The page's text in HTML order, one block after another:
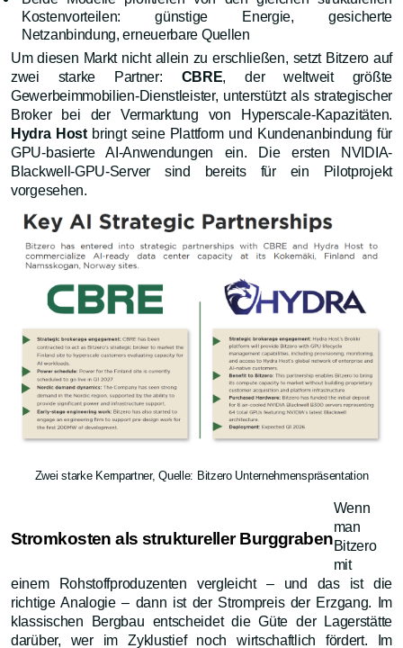
Kostenvorteilen: günstige Energie, gesicherte
Netzanbindung, erneuerbare Quellen
Um diesen Markt nicht allein zu erschließen, setzt Bitzero auf
zwei starke Partner: CBRE, der weltweit größte
Gewerbeimmobilien-Dienstleister, unterstützt als strategischer
Broker bei der Vermarktung von Hyperscale-Kapazitäten.
Hydra Hostbringt seine Plattform und Kundenanbindung für
GPU-basierte AI-Anwendungen ein. Die ersten NVIDIA-
Blackwell-GPU-Server sind bereits für ein Pilotprojekt
vorgesehen.
Zwei starke Kernpartner, Quelle: Bitzero Unternehmenspräsentation
Stromkosten als struktureller Burggraben
Wenn
man
Bitzero
mit
einem Rohstoffproduzenten vergleicht – und das ist die
richtige Analogie – dann ist der Strompreis der Erzgang. Im
klassischen Bergbau entscheidet die Güte der Lagerstätte
darüber, wer im Zyklustief noch wirtschaftlich fördert. Im